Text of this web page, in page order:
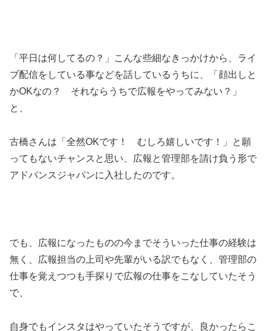
「平日は何してるの？」こんな些細なきっかけから、ライ
ブ配信をしている事などを話しているうちに、「顔出しと
かOKなの？ それならうちで広報をやってみない？」
と、
古橋さんは「全然OKです！ むしろ嬉しいです！」と願
ってもないチャンスと思い、広報と管理部を請け負う形で
アドバンスジャパンに入社したのです。
でも、広報になったものの今までそういった仕事の経験は
無く、広報担当の上司や先輩がいる訳でもなく、管理部の
仕事を覚えつつも手探りで広報の仕事をこなしていたそう
で、
自身でもインスタはやっていたそうですが、良かったらこ